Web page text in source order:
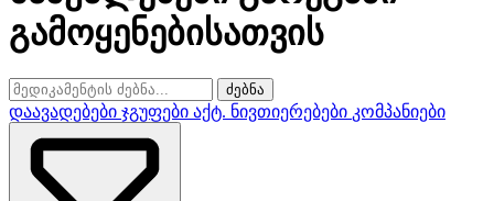
გამოყენებისათვის
ძებნა
დაავადებები ჯგუფები აქტ. ნივთიერებები კომპანიები